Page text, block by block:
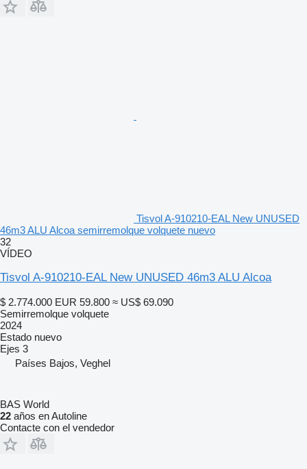
Tisvol A-910210-EAL New UNUSED
46m3 ALU Alcoa semirremolque volquete nuevo
32
VÍDEO
Tisvol A-910210-EAL New UNUSED 46m3 ALU Alcoa
$ 2.774.000 EUR 59.800 ≈ US$ 69.090
Semirremolque volquete
2024
Estado nuevo
Ejes 3
Países Bajos, Veghel
BAS World
22 años en Autoline
Contacte con el vendedor